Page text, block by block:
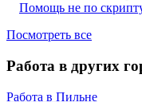
Помощь не по
Посмотреть все
Работа в других
Работа в Пильне